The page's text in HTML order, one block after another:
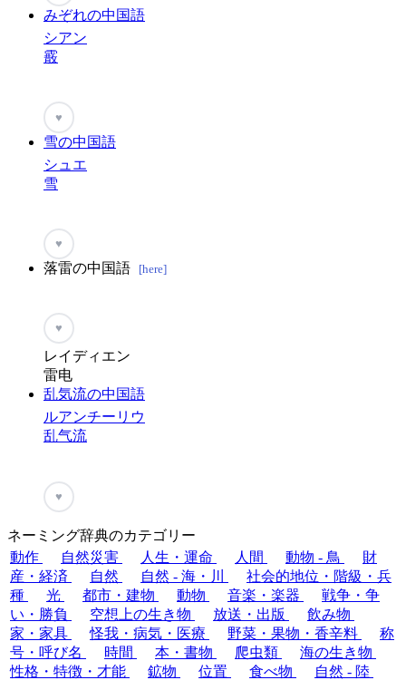
みぞれの中国語
シアン
霰
♥
雪の中国語
シュエ
雪
♥
落雷の中国語 [here]
♥
レイディエン
雷电
乱気流の中国語
ルアンチーリウ
乱气流
♥
ネーミング辞典のカテゴリー
動作
自然災害 人生・運命 人間 動物 - 鳥
財
産・経済
自然 自然 - 海・川
社会的地位・階級・兵
種
光 都市・建物 動物 音楽・楽器
戦争・争
い・勝負
空想上の生き物 放送・出版
飲み物
家・家具
怪我・病気・医療 野菜・果物・香辛料
称
号・呼び名
時間 本・書物 爬虫類
海の生き物
性格・特徴・才能
鉱物 位置 食べ物
自然 - 陸